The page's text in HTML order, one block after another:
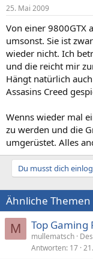
25. Mai 2009
Von einer 9800GTX
umsonst. Sie ist
wieder nicht. Ich
und die reicht mir
Hängt natürlich
Assasins Creed
Wenns wieder mal
zu werden und die
umgerüstet. Alles
Du musst dich
Ähnliche Themen
M Top Gaming
mullematsch
Antworten 17